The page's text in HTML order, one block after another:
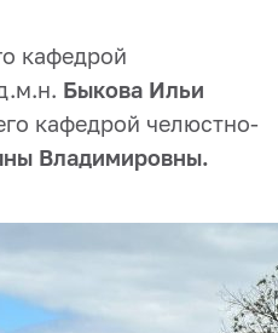
кафедрой
Быкова Ильи
кафедрой челюстно-
Владимировны.